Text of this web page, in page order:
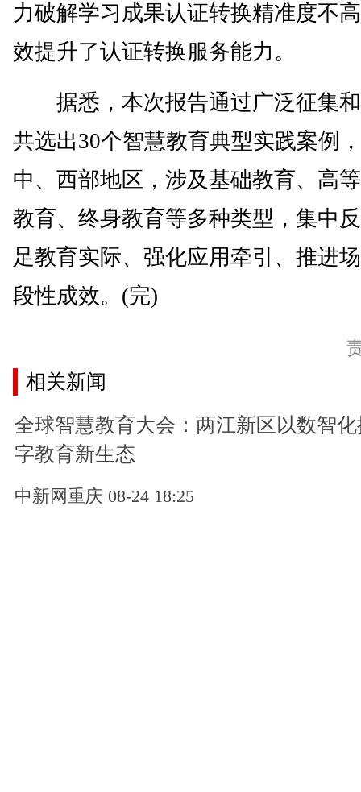
力破解学习成果认证转换精准度不
效提升了认证转换服务能力。
据悉，本次报告通过广泛征集和
共选出30个智慧教育典型实践案例
中、西部地区，涉及基础教育、高
教育、终身教育等多种类型，集中
足教育实际、强化应用牵引、推进
段性成效。(完)
相关新闻
全球智慧教育大会：两江新区以数智
字教育新生态
中新网重庆 08-24 18:25